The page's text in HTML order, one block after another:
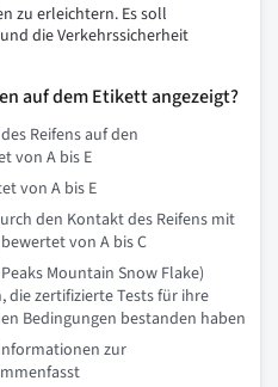
zu erleichtern. Es soll
die Verkehrssicherheit
auf dem Etikett angezeigt?
Reifens auf den
von A bis E
von A bis E
den Kontakt des Reifens mit
von A bis C
Mountain Snow Flake)
die zertifizierte Tests für ihre
Bedingungen bestanden haben
zur